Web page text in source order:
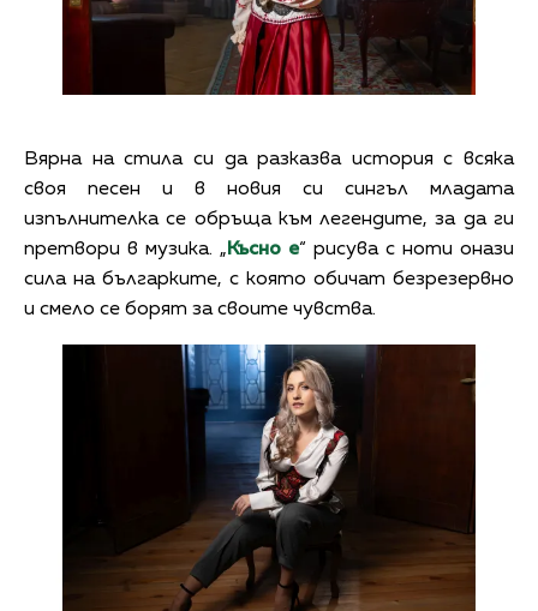
Вярна на стила си да разказва история с всяка
своя песен и в новия си сингъл младата
изпълнителка се обръща към легендите, за да ги
претвори в музика. „ Късно е“ рисува с ноти онази
сила на българките, с която обичат безрезервно
и смело се борят за своите чувства.